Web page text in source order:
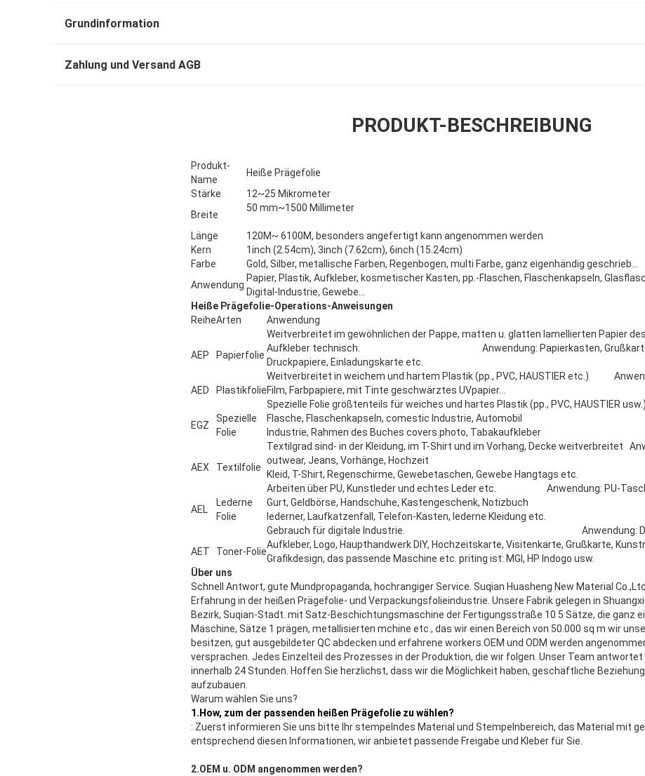
Grundinformation
Zahlung und Versand AGB
PRODUKT-BESCHREIBUNG
Produkt-
Name
Heiße Prägefolie
Stärke
12~25 Mikrometer
Breite
50 mm~1500 Millimeter
Länge
120M~ 6100M, besonders angefertigt kann angenommen werden
Kern
1inch (2.54cm), 3inch (7.62cm), 6inch (15.24cm)
Farbe
Gold, Silber, metallische Farben, Regenbogen, multi Farbe, ganz eigenhändig geschrieb…
Anwendung
Papier, Plastik, Aufkleber, kosmetischer Kasten, pp.-Flaschen, Flaschenkapseln,
Digital-Industrie, Gewebe…
Heiße Prägefolie-Operations-Anweisungen
ReiheArten Anwendung
AEP Papierfolie
Weitverbreitet im gewöhnlichen der Pappe, matten u. glatten lamellierten Papier
Aufkleber technisch. Anwendung: Papierkasten, Grußkarte,
Druckpapiere, Einladungskarte etc.
AED Plastikfolie
Weitverbreitet in weichem und hartem Plastik (pp., PVC, HAUSTIER etc.)
Film, Farbpapiere, mit Tinte geschwärztes UVpapier…
EGZ
Spezielle
Folie
Spezielle Folie größtenteils für weiches und hartes Plastik (pp., PVC, HAUSTIER
Flasche, Flaschenkapseln, comestic Industrie, Automobil
Industrie, Rahmen des Buches covers.photo, Tabakaufkleber
AEX Textilfolie
Textilgrad sind- in der Kleidung, im T-Shirt und im Vorhang, Decke weitverbreitet
outwear, Jeans, Vorhänge, Hochzeit
Kleid, T-Shirt, Regenschirme, Gewebetaschen, Gewebe Hangtags etc.
AEL
Lederne
Folie
Arbeiten über PU, Kunstleder und echtes Leder etc. Anwendung: PU-
Gurt, Geldbörse, Handschuhe, Kastengeschenk, Notizbuch
lederner, Laufkatzenfall, Telefon-Kasten, lederne Kleidung etc.
AET Toner-Folie
Gebrauch für digitale Industrie. Anwendung: Digital-
Aufkleber, Logo, Haupthandwerk DIY, Hochzeitskarte, Visitenkarte, Grußkarte,
Grafikdesign, das passende Maschine etc. priting ist: MGI, HP Indogo usw.
Über uns
Schnell Antwort, gute Mundpropaganda, hochrangiger Service. Suqian Huasheng New Material
Erfahrung in der heißen Prägefolie- und Verpackungsfolieindustrie. Unsere Fabrik gelegen in
Bezirk, Suqian-Stadt. mit Satz-Beschichtungsmaschine der Fertigungsstraße 10 5 Sätze, die ganz
Maschine, Sätze 1 prägen, metallisierten mchine etc., das wir einen Bereich von 50.000 sq m wir
besitzen, gut ausgebildeter QC abdecken und erfahrene workers.OEM und ODM werden
versprachen. Jedes Einzelteil des Prozesses in der Produktion, die wir folgen. Unser Team
innerhalb 24 Stunden. Hoffen Sie herzlichst, dass wir die Möglichkeit haben, geschäftliche
aufzubauen.
Warum wählen Sie uns?
1.How, zum der passenden heißen Prägefolie zu wählen?
: Zuerst informieren Sie uns bitte Ihr stempelndes Material und Stempelnbereich, das Material mit
entsprechend diesen Informationen, wir anbietet passende Freigabe und Kleber für Sie.
2.OEM u. ODM angenommen werden?